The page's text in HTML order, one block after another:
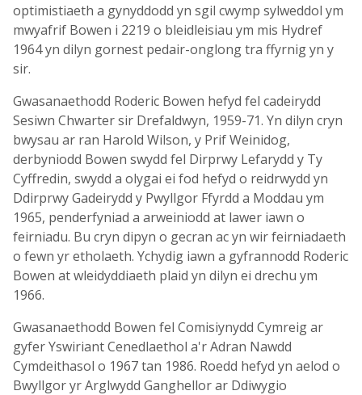
optimistiaeth a gynyddodd yn sgil cwymp sylweddol ym
mwyafrif Bowen i 2219 o bleidleisiau ym mis Hydref
1964 yn dilyn gornest pedair-onglong tra ffyrnig yn y
sir.
Gwasanaethodd Roderic Bowen hefyd fel cadeirydd
Sesiwn Chwarter sir Drefaldwyn, 1959-71. Yn dilyn cryn
bwysau ar ran Harold Wilson, y Prif Weinidog,
derbyniodd Bowen swydd fel Dirprwy Lefarydd y Ty
Cyffredin, swydd a olygai ei fod hefyd o reidrwydd yn
Ddirprwy Gadeirydd y Pwyllgor Ffyrdd a Moddau ym
1965, penderfyniad a arweiniodd at lawer iawn o
feirniadu. Bu cryn dipyn o gecran ac yn wir feirniadaeth
o fewn yr etholaeth. Ychydig iawn a gyfrannodd Roderic
Bowen at wleidyddiaeth plaid yn dilyn ei drechu ym
1966.
Gwasanaethodd Bowen fel Comisiynydd Cymreig ar
gyfer Yswiriant Cenedlaethol a'r Adran Nawdd
Cymdeithasol o 1967 tan 1986. Roedd hefyd yn aelod o
Bwyllgor yr Arglwydd Ganghellor ar Ddiwygio